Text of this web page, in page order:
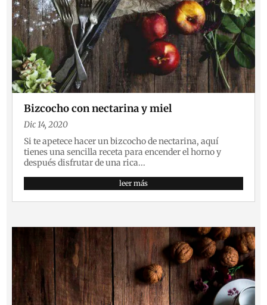
Bizcocho con nectarina y miel
Dic 14, 2020
Si te apetece hacer un bizcocho de nectarina, aquí
tienes una sencilla receta para encender el horno y
después disfrutar de una rica...
leer más